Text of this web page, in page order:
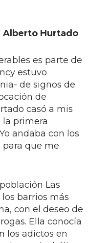
Alberto Hurtado
es parte de
estuvo
de signos de
de
casó a mis
la primera
andaba con los
para que me
Las
barrios más
con el deseo de
Ella conocía
los adictos en